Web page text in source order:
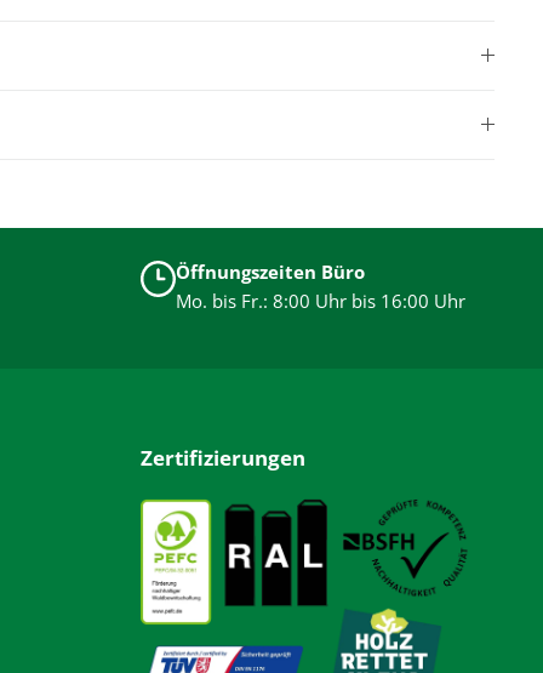
Öffnungszeiten Büro
Mo. bis Fr.: 8:00 Uhr bis 16:00 Uhr
Zertifizierungen